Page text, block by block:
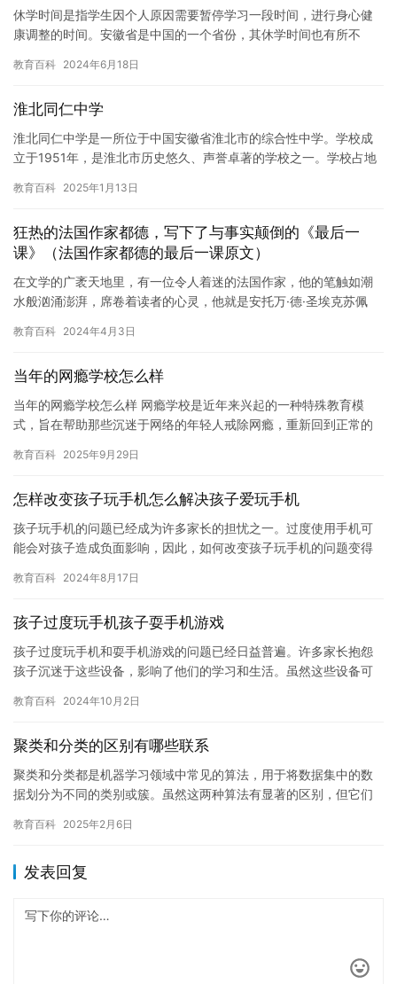
休学时间是指学生因个人原因需要暂停学习一段时间，进行身心健
康调整的时间。安徽省是中国的一个省份，其休学时间也有所不
省的休…
教育百科 2024年6月18日
淮北同仁中学
淮北同仁中学是一所位于中国安徽省淮北市的综合性中学。学校成
立于1951年，是淮北市历史悠久、声誉卓著的学校之一。学校占地
良…
教育百科 2025年1月13日
狂热的法国作家都德，写下了与事实颠倒的《最后一
课》（法国作家都德的最后一课原文）
在文学的广袤天地里，有一位令人着迷的法国作家，他的笔触如潮
水般汹涌澎湃，席卷着读者的心灵，他就是安托万·德·圣埃克苏佩
们要…
教育百科 2024年4月3日
当年的网瘾学校怎么样
当年的网瘾学校怎么样 网瘾学校是近年来兴起的一种特殊教育模
式，旨在帮助那些沉迷于网络的年轻人戒除网瘾，重新回到正常的
校主…
教育百科 2025年9月29日
怎样改变孩子玩手机怎么解决孩子爱玩手机
孩子玩手机的问题已经成为许多家长的担忧之一。过度使用手机可
能会对孩子造成负面影响，因此，如何改变孩子玩手机的问题变得
我们…
教育百科 2024年8月17日
孩子过度玩手机孩子耍手机游戏
孩子过度玩手机和耍手机游戏的问题已经日益普遍。许多家长抱怨
孩子沉迷于这些设备，影响了他们的学习和生活。虽然这些设备可
探讨这…
教育百科 2024年10月2日
聚类和分类的区别有哪些联系
聚类和分类都是机器学习领域中常见的算法，用于将数据集中的数
据划分为不同的类别或簇。虽然这两种算法有显著的区别，但它们
它们之…
教育百科 2025年2月6日
发表回复